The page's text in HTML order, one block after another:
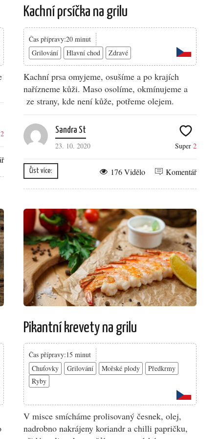
2
Kachní prsíčka na grilu
Čas přípravy:20 minut
Grilování
Hlavní chod Zdravé
Kachní prsa omyjeme, osušíme a po krajích
nařízneme kůži. Maso osolíme, okmínujeme a
ze strany, kde není kůže, potřeme olejem.
Sandra St
23. 10. 2020
Super 2
Číst více: Komentář
176 Vidělo
Pikantní krevety na grilu
Čas přípravy:15 minut
Chuťovky
Grilování Mořské plody
Předkrmy
Ryby
V misce smícháme prolisovaný česnek, olej,
nadrobno nakrájeny koriandr a chilli papričku,